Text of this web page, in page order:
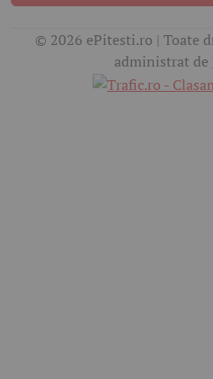
© 2026 ePitesti.ro | Toate
administrat de